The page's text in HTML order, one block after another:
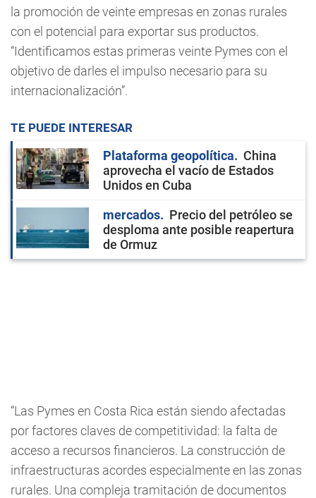
la promoción de veinte empresas en zonas rurales
con el potencial para exportar sus productos.
“Identificamos estas primeras veinte Pymes con el
objetivo de darles el impulso necesario para su
internacionalización”.
TE PUEDE INTERESAR
Plataforma geopolítica
China
aprovecha el vacío de Estados
Unidos en Cuba
mercados
Precio del petróleo se
desploma ante posible reapertura
de Ormuz
“Las Pymes en Costa Rica están siendo afectadas
por factores claves de competitividad: la falta de
acceso a recursos financieros. La construcción de
infraestructuras acordes especialmente en las zonas
rurales. Una compleja tramitación de documentos